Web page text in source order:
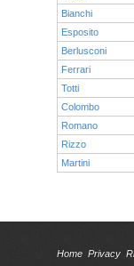
Bianchi
Esposito
Berlusconi
Ferrari
Totti
Colombo
Romano
Rizzo
Martini
Home Privacy